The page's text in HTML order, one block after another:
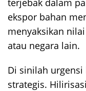
terjebak dalam
ekspor bahan
menyaksikan
atau negara lain.
Di sinilah
strategis.